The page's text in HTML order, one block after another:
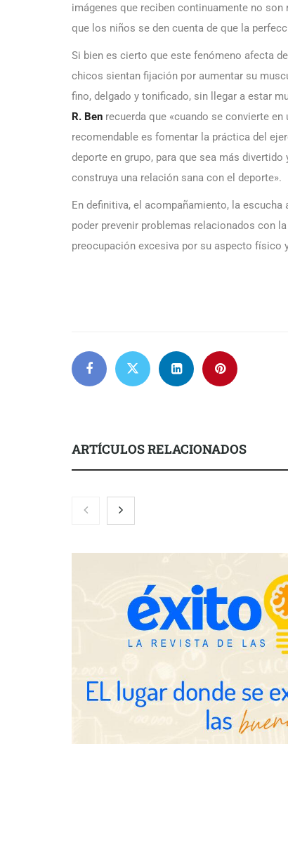
imágenes que reciben continuamente no
que los niños se den cuenta de que la
Si bien es cierto que este fenómeno afecta
chicos sientan fijación por aumentar su
fino, delgado y tonificado, sin llegar a estar
R. Ben recuerda que «cuando se convierte
recomendable es fomentar la práctica del
deporte en grupo, para que sea más
construya una relación sana con el deporte».
En definitiva, el acompañamiento, la
poder prevenir problemas relacionados con
preocupación excesiva por su aspecto físico
ARTÍCULOS RELACIONADOS
Toro Tapas inaugura su Raw Bar:
una experiencia desde mediodía
hasta el anochecer con cocina
Eulalia Roig lanza ‘The Journal’,
una revista digital mensual de
entrevistas y fotografía editorial